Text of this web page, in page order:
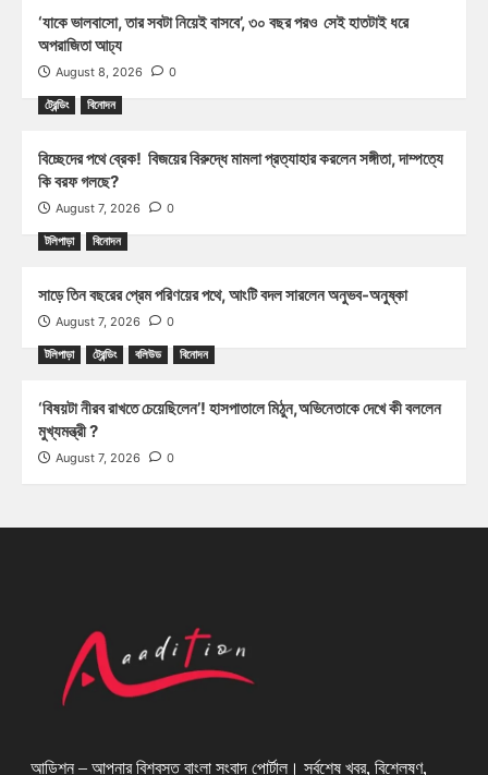
‘যাকে ভালবাসো, তার সবটা নিয়েই বাসবে’, ৩০ বছর পরও সেই হাতটাই ধরে
অপরাজিতা আঢ্য
August 8, 2026 0
ট্রেন্ডিং বিনোদন
বিচ্ছেদের পথে ব্রেক! বিজয়ের বিরুদ্ধে মামলা প্রত্যাহার করলেন সঙ্গীতা, দাম্পত্যে
কি বরফ গলছে?
August 7, 2026 0
টলিপাড়া বিনোদন
সাড়ে তিন বছরের প্রেম পরিণয়ের পথে, আংটি বদল সারলেন অনুভব-অনুষ্কা
August 7, 2026 0
টলিপাড়া ট্রেন্ডিং বলিউড বিনোদন
‘বিষয়টা নীরব রাখতে চেয়েছিলেন’! হাসপাতালে মিঠুন,অভিনেতাকে দেখে কী বললেন
মুখ্যমন্ত্রী ?
August 7, 2026 0
আডিশন – আপনার বিশ্বস্ত বাংলা সংবাদ পোর্টাল। সর্বশেষ খবর, বিশ্লেষণ,